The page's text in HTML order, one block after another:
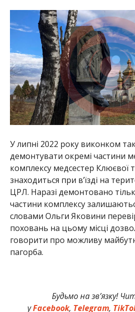
У липні 2022 року виконком
демонтувати окремі частини
комплексу медсестер Клюєвої
знаходиться при в’їзді на
ЦРЛ. Наразі демонтовано
частини комплексу
словами Ольги Яковини
поховань на цьому місці
говорити про можливу
пагорба.
Будьмо на зв’язку!
уFacebook, Telegram,